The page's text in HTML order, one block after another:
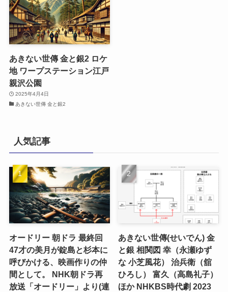
あきない世傳 金と銀2 ロケ
地 ワープステーション江戸
親沢公園
2025年4月4日
あきない世傳 金と銀2
人気記事
オードリー 朝ドラ 最終回
47才の美月が錠島と杉本に
呼びかける、映画作りの仲
間として。 NHK朝ドラ再
放送「オードリー」より(連
あきない世傳(せいでん) 金
と銀 相関図 幸（永瀬ゆず
な 小芝風花） 治兵衛（舘
ひろし） 富久（高島礼子）
ほか NHKBS時代劇 2023